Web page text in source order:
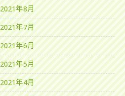
2021年8月
2021年7月
2021年6月
2021年5月
2021年4月